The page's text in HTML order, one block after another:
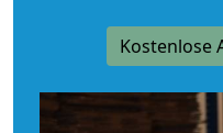
Kostenlose